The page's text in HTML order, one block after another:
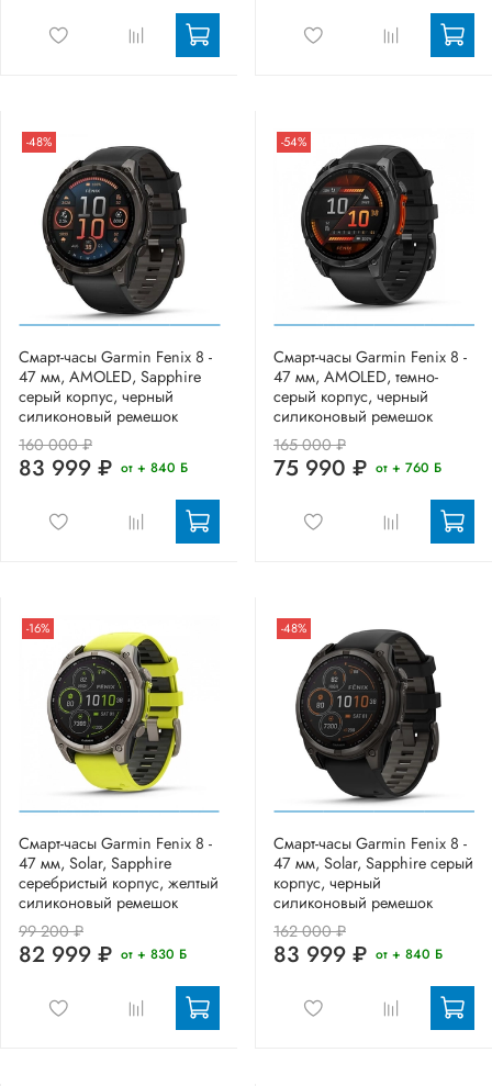
-48%
Смарт-часы Garmin Fenix 8 -
47 мм, AMOLED, Sapphire
серый корпус, черный
силиконовый ремешок
160 000 ₽
83 999 ₽ от + 840 Б
-54%
Смарт-часы Garmin Fenix 8 -
47 мм, AMOLED, темно-
серый корпус, черный
силиконовый ремешок
165 000 ₽
75 990 ₽ от + 760 Б
-16%
Смарт-часы Garmin Fenix 8 -
47 мм, Solar, Sapphire
серебристый корпус, желтый
силиконовый ремешок
99 200 ₽
82 999 ₽ от + 830 Б
-48%
Смарт-часы Garmin Fenix 8 -
47 мм, Solar, Sapphire серый
корпус, черный
силиконовый ремешок
162 000 ₽
83 999 ₽ от + 840 Б